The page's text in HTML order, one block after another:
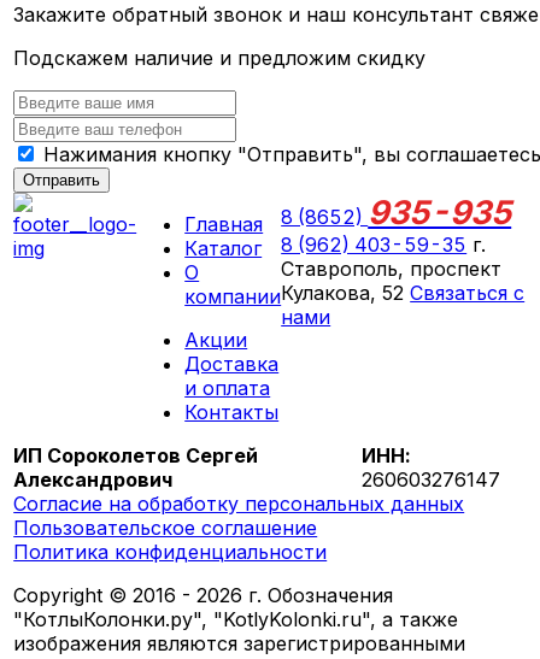
Закажите обратный звонок и наш консультант
Подскажем наличие и предложим скидку
Нажимания кнопку "Отправить", вы
Отправить
Главная
Каталог
О
компании
Акции
Доставка
и оплата
Контакты
8 (8652) 935-935
8 (962) 403-59-35 г.
Ставрополь, проспект
Кулакова, 52Связаться с
нами
ИП Сороколетов Сергей
Александрович
ИНН:
260603276147
Согласие на обработку персональных данных
Пользовательское соглашение
Политика конфиденциальности
Copyright © 2016 - 2026 г. Обозначения
"КотлыКолонки.ру", "KotlyKolonki.ru", а также
изображения являются зарегистрированными